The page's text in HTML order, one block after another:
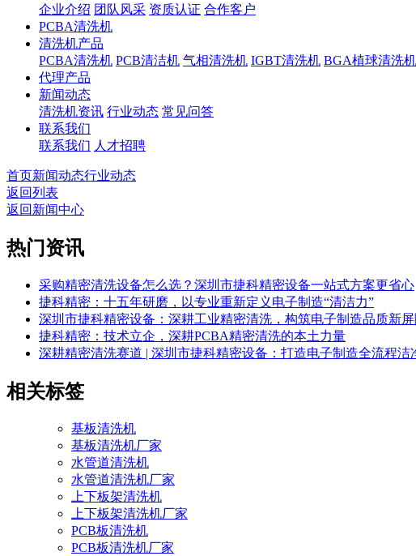
企业介绍 团队风采 资质认证 合作客户
PCBA清洗机
清洗机产品
PCBA清洗机 PCB清洁机 气相清洗机 IGBT清洗机 BGA植球清洗机
代理产品
新闻动态
清洗机资讯 行业动态 常见问答
联系我们
联系我们 人才招聘
首页新闻动态行业动态
返回列表
返回新闻中心
热门资讯
采购精密清洗设备怎么选？深圳市捷科精密设备一站式方案更省心
捷科精密：十五年研磨，以专业重新定义电子制造“清洁力”
深圳市捷科精密设备：深耕工业精密清洗，构筑电子制造品质新
捷科精密：技术立企，深耕PCBA精密清洗的本土力量
深耕精密清洗赛道 | 深圳市捷科精密设备：打造电子制造全流程洁
相关标签
基板清洗机
基板清洗机厂家
水管道清洗机
水管道清洗机厂家
上下板架清洗机
上下板架清洗机厂家
PCB板清洗机
PCB板清洗机厂家